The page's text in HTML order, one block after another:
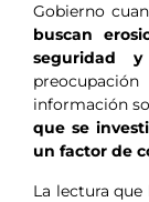
Gobierno
buscan
seguridad y
información
que se
un factor de
La lectura que